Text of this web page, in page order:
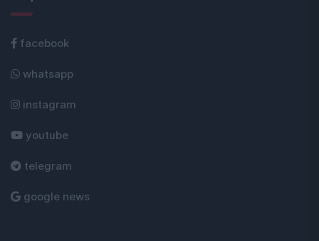
facebook
whatsapp
instagram
youtube
telegram
google news